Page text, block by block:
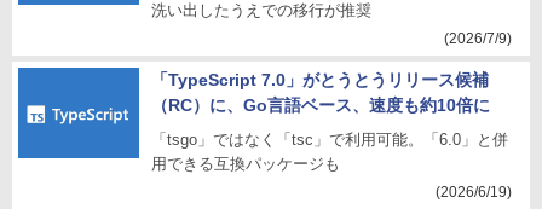
洗い出したうえでの移行が推奨
(2026/7/9)
「TypeScript 7.0」がとうとうリリース候補
（RC）に、Go言語ベース、速度も約10倍に
「tsgo」ではなく「tsc」で利用可能。「6.0」と併
用できる互換パッケージも
(2026/6/19)